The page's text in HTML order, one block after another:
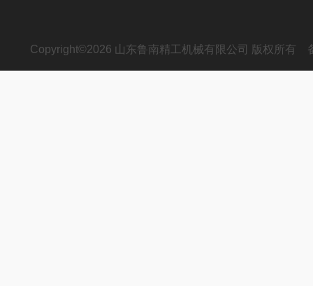
Copyright©2026 山东鲁南精工机械有限公司 版权所有